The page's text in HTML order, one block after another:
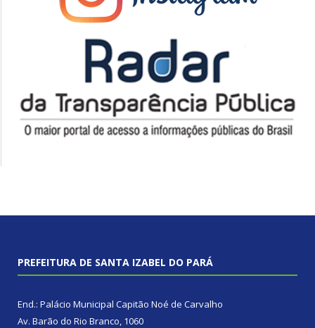
PREFEITURA DE SANTA IZABEL DO PARÁ
End.: Palácio Municipal Capitão Noé de Carvalho
Av. Barão do Rio Branco, 1060